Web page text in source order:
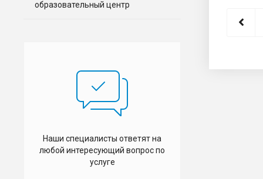
образовательный центр
Наши специалисты ответят на
любой интересующий вопрос по
услуге